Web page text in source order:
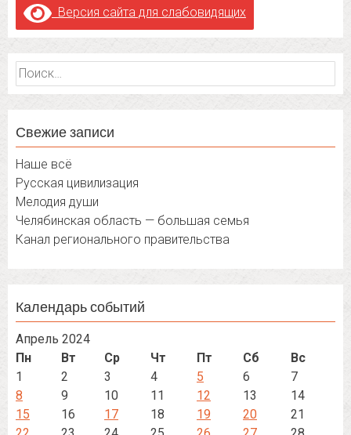
Версия сайта для слабовидящих
Найти:
Свежие записи
Наше всё
Русская цивилизация
Мелодия души
Челябинская область — большая семья
Канал регионального правительства
Календарь событий
Апрель 2024
Пн
Вт Ср Чт Пт Сб
Вс
1
2 3 4 5 6
7
8
9 10 11 12 13
14
15
16 17 18 19 20
21